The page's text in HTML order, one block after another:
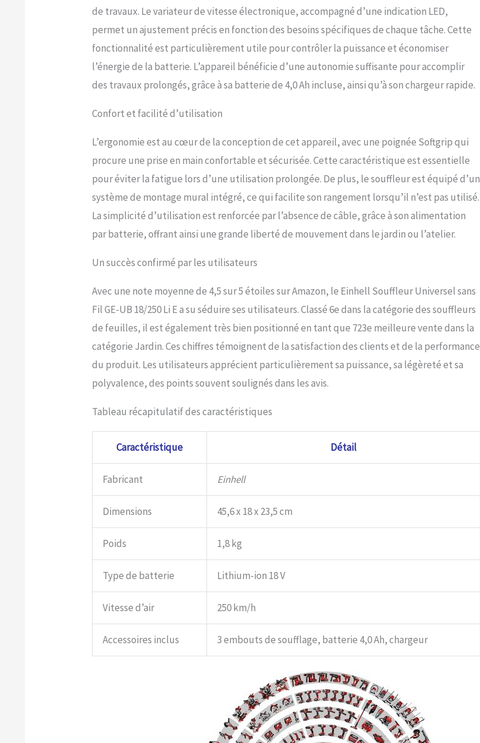
de travaux. Le variateur de vitesse électronique, accompagné d’une indication LED,
permet un ajustement précis en fonction des besoins spécifiques de chaque tâche. Cette
fonctionnalité est particulièrement utile pour contrôler la puissance et économiser
l’énergie de la batterie. L’appareil bénéficie d’une autonomie suffisante pour accomplir
des travaux prolongés, grâce à sa batterie de 4,0 Ah incluse, ainsi qu’à son chargeur rapide.
Confort et facilité d’utilisation
L’ergonomie est au cœur de la conception de cet appareil, avec une poignée Softgrip qui
procure une prise en main confortable et sécurisée. Cette caractéristique est essentielle
pour éviter la fatigue lors d’une utilisation prolongée. De plus, le souffleur est équipé d’un
système de montage mural intégré, ce qui facilite son rangement lorsqu’il n’est pas utilisé.
La simplicité d’utilisation est renforcée par l’absence de câble, grâce à son alimentation
par batterie, offrant ainsi une grande liberté de mouvement dans le jardin ou l’atelier.
Un succès confirmé par les utilisateurs
Avec une note moyenne de 4,5 sur 5 étoiles sur Amazon, le Einhell Souffleur Universel sans
Fil GE-UB 18/250 Li E a su séduire ses utilisateurs. Classé 6e dans la catégorie des souffleurs
de feuilles, il est également très bien positionné en tant que 723e meilleure vente dans la
catégorie Jardin. Ces chiffres témoignent de la satisfaction des clients et de la performance
du produit. Les utilisateurs apprécient particulièrement sa puissance, sa légèreté et sa
polyvalence, des points souvent soulignés dans les avis.
Tableau récapitulatif des caractéristiques
Caractéristique Détail
Fabricant Einhell
Dimensions 45,6 x 18 x 23,5 cm
Poids 1,8 kg
Type de batterie Lithium-ion 18 V
Vitesse d’air 250 km/h
Accessoires inclus 3 embouts de soufflage, batterie 4,0 Ah, chargeur